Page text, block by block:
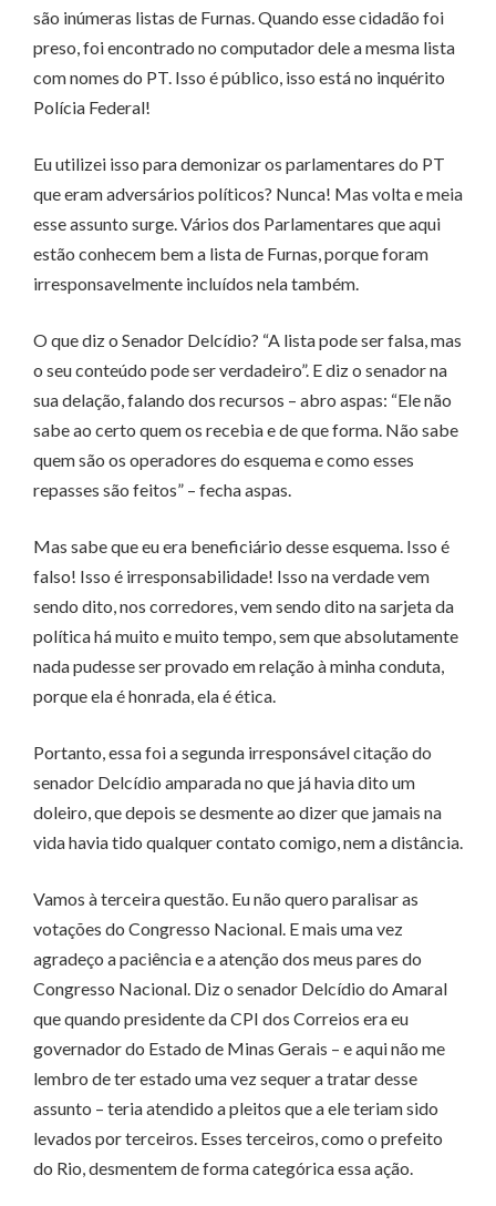
são inúmeras listas de Furnas. Quando esse cidadão foi
preso, foi encontrado no computador dele a mesma lista
com nomes do PT. Isso é público, isso está no inquérito
Polícia Federal!
Eu utilizei isso para demonizar os parlamentares do PT
que eram adversários políticos? Nunca! Mas volta e meia
esse assunto surge. Vários dos Parlamentares que aqui
estão conhecem bem a lista de Furnas, porque foram
irresponsavelmente incluídos nela também.
O que diz o Senador Delcídio? “A lista pode ser falsa, mas
o seu conteúdo pode ser verdadeiro”. E diz o senador na
sua delação, falando dos recursos – abro aspas: “Ele não
sabe ao certo quem os recebia e de que forma. Não sabe
quem são os operadores do esquema e como esses
repasses são feitos” – fecha aspas.
Mas sabe que eu era beneficiário desse esquema. Isso é
falso! Isso é irresponsabilidade! Isso na verdade vem
sendo dito, nos corredores, vem sendo dito na sarjeta da
política há muito e muito tempo, sem que absolutamente
nada pudesse ser provado em relação à minha conduta,
porque ela é honrada, ela é ética.
Portanto, essa foi a segunda irresponsável citação do
senador Delcídio amparada no que já havia dito um
doleiro, que depois se desmente ao dizer que jamais na
vida havia tido qualquer contato comigo, nem a distância.
Vamos à terceira questão. Eu não quero paralisar as
votações do Congresso Nacional. E mais uma vez
agradeço a paciência e a atenção dos meus pares do
Congresso Nacional. Diz o senador Delcídio do Amaral
que quando presidente da CPI dos Correios era eu
governador do Estado de Minas Gerais – e aqui não me
lembro de ter estado uma vez sequer a tratar desse
assunto – teria atendido a pleitos que a ele teriam sido
levados por terceiros. Esses terceiros, como o prefeito
do Rio, desmentem de forma categórica essa ação.